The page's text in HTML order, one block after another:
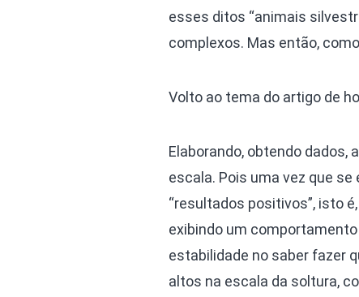
esses ditos “animais
complexos. Mas então,
Volto ao tema do artigo de
Elaborando, obtendo dados,
escala. Pois uma vez que
“resultados positivos”, isto
exibindo um
estabilidade no saber fazer
altos na escala da soltura,